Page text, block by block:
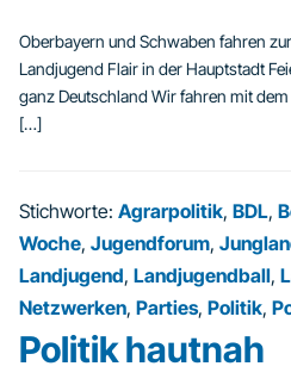
Oberbayern und Schwaben fahren
Landjugend Flair in der Hauptstadt
ganz Deutschland Wir fahren mit
[…]
Stichworte: Agrarpolitik, BDL,
Woche, Jugendforum,
Landjugend, Landjugendball,
Netzwerken, Parties, Politik,
Politik hautnah